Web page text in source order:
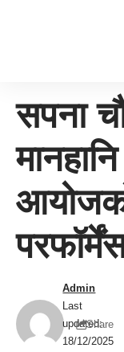
सपना
Last
updated:
18/12/2025
Admin
Share